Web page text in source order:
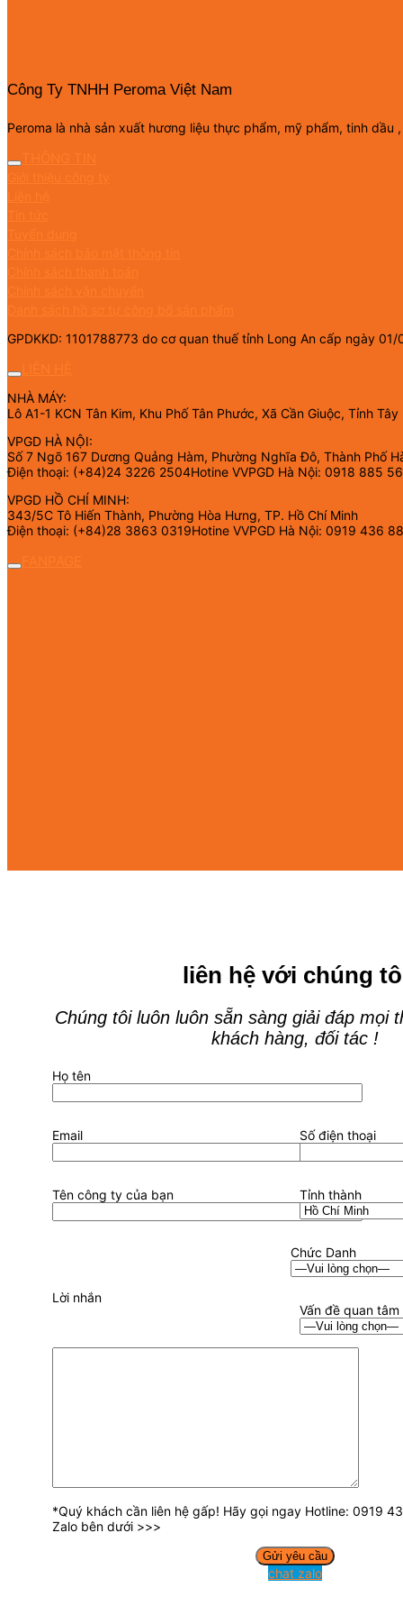
Công Ty TNHH Peroma Việt Nam
Peroma là nhà sản xuất hương liệu thực phẩm, mỹ phẩm, tinh dầu
GPDKKD: 1101788773 do cơ quan thuế tỉnh Long An cấp ngày 01/
NHÀ MÁY:
Lô A1-1 KCN Tân Kim, Khu Phố Tân Phước, Xã Cần Giuộc, Tỉnh Tây
VPGD HÀ NỘI:
Số 7 Ngõ 167 Dương Quảng Hàm, Phường Nghĩa Đô, Thành Phố
Điện thoại: (+84)24 3226 2504Hotine VVPGD Hà Nội: 0918 885
VPGD HỒ CHÍ MINH:
343/5C Tô Hiến Thành, Phường Hòa Hưng, TP. Hồ Chí Minh
Điện thoại: (+84)28 3863 0319Hotine VVPGD Hà Nội: 0919 436
liên hệ với chúng
Chúng tôi luôn luôn sẵn sàng giải đáp mọi
khách hàng, đối tác !
Họ tên
Email Số điện thoại
Tên công ty của bạn Tỉnh thành
Chức Danh
Vấn đề quan tâm
Lời nhắn
*Quý khách cần liên hệ gấp! Hãy gọi ngay Hotline: 0919
Zalo bên dưới >>>
chat zalo